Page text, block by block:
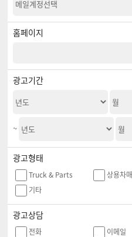
은행계좌 정보, 서비스 이용기록, 접속 로
- 보존 근거 : 전자상거래등에서의 소비자
관한 법률
률)
- 대금결제 및 재화 등의 공급에 관한 기록 :
관한 법률)
홈페이지
광고기간
~
광고형태
Truck & Parts 상용차
기타
광고상담
전화 이메일